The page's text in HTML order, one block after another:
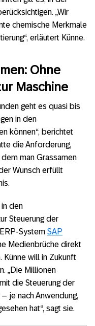
„Wir
chemische Merkmale
erläutert Künne.
Ohne
Maschine
geht es quasi bis
in den
können“, berichtet
die Anforderung,
man Grassamen
Wunsch erfüllt
den
Steuerung der
System SAP
Medienbrüche direkt
Künne will in Zukunft
„Die Millionen
die Steuerung der
je nach Anwendung,
hat“, sagt sie.